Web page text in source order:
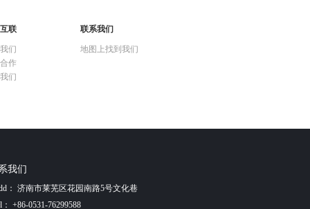
联
们
作
们
联系我们
地图上找到我们
我们
： 济南市莱芜区花园南路5号文化巷
： +86-0531-76299588